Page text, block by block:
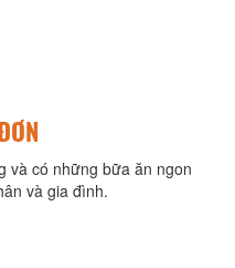
và có những bữa ăn ngon
và gia đình.